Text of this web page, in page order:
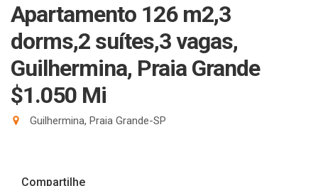
Apartamento 126 m2,3
dorms,2 suítes,3 vagas,
Guilhermina, Praia Grande
$1.050 Mi
Guilhermina, Praia Grande-SP
Compartilhe